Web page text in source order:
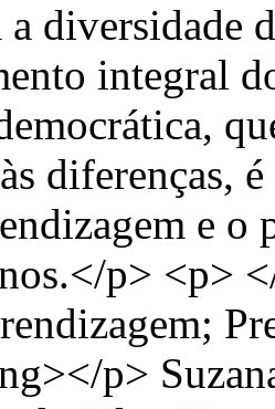
diversidade
integral
diferenças,
e o
p> <p>
p>